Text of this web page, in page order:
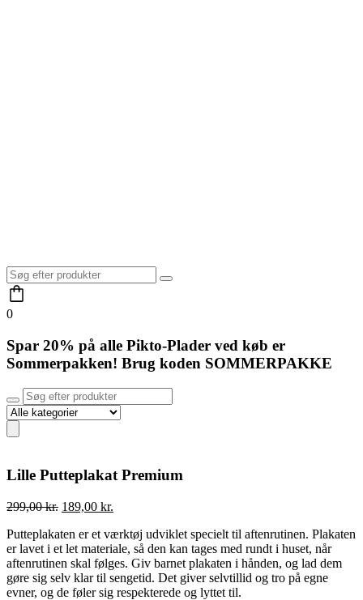
0
Spar 20% på alle Pikto-Plader ved køb er
Sommerpakken! Brug koden SOMMERPAKKE
Lille Putteplakat Premium
299,00kr. Den
pris
var:
299,00 kr..
189,00 kr.
pris
er:
189,00 kr..
Putteplakaten er et værktøj udviklet specielt til aftenrutinen. Plakaten
er lavet i et let materiale, så den kan tages med rundt i huset, når
aftenrutinen skal følges. Giv barnet plakaten i hånden, og lad dem
gøre sig selv klar til sengetid. Det giver selvtillid og tro på egne
evner, og de føler sig respekterede og lyttet til.